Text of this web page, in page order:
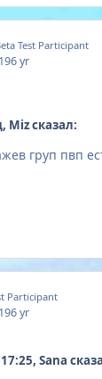
Test Participant
6 yr
Miz сказал:
груп пвп
Participant
6 yr
Sana